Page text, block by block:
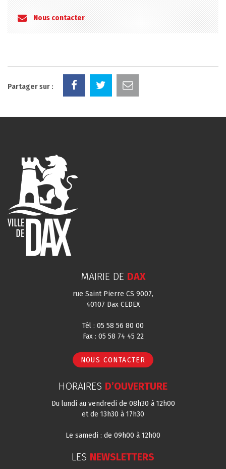
Nous contacter
Partager sur :
MAIRIE DE DAX
rue Saint Pierre CS 9007,
40107 Dax CEDEX
Tél : 05 58 56 80 00
Fax : 05 58 74 45 22
NOUS CONTACTER
HORAIRES D’OUVERTURE
Du lundi au vendredi de 08h30 à 12h00
et de 13h30 à 17h30
Le samedi : de 09h00 à 12h00
LES NEWSLETTERS